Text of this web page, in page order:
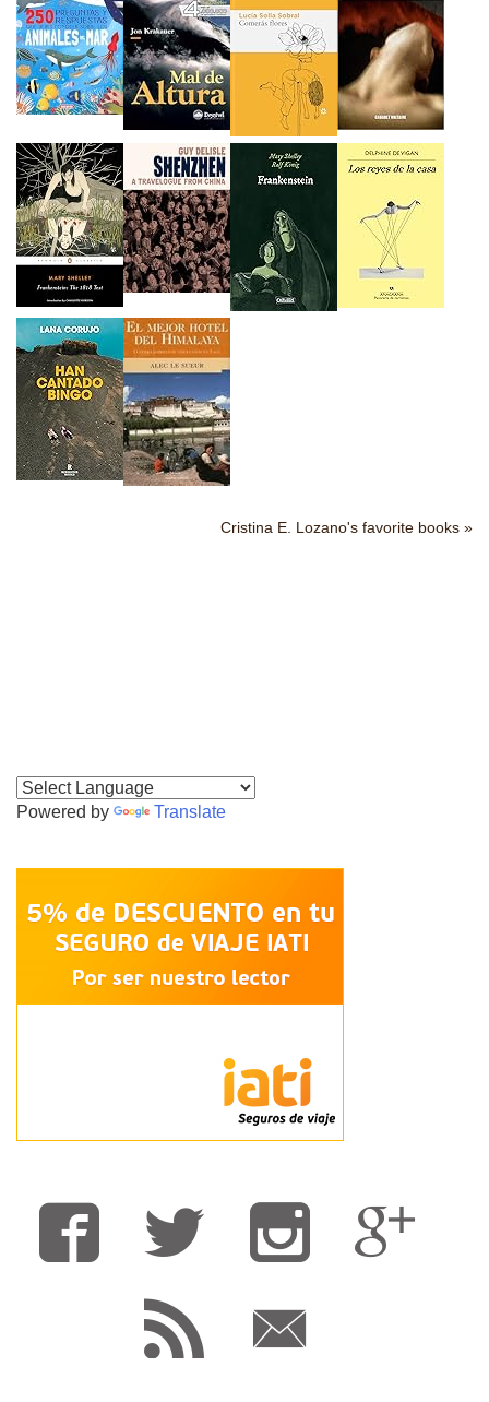
Cristina E. Lozano's favorite books »
Powered by Translate